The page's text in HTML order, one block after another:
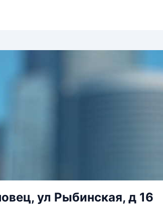
ул Рыбинская, д 16